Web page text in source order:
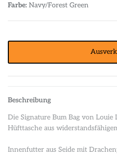
Farbe: Navy/Forest Green
Beschreibung
Die Signature Bum Bag von Louie
Hüfttasche aus
Innenfutter aus Seide mit